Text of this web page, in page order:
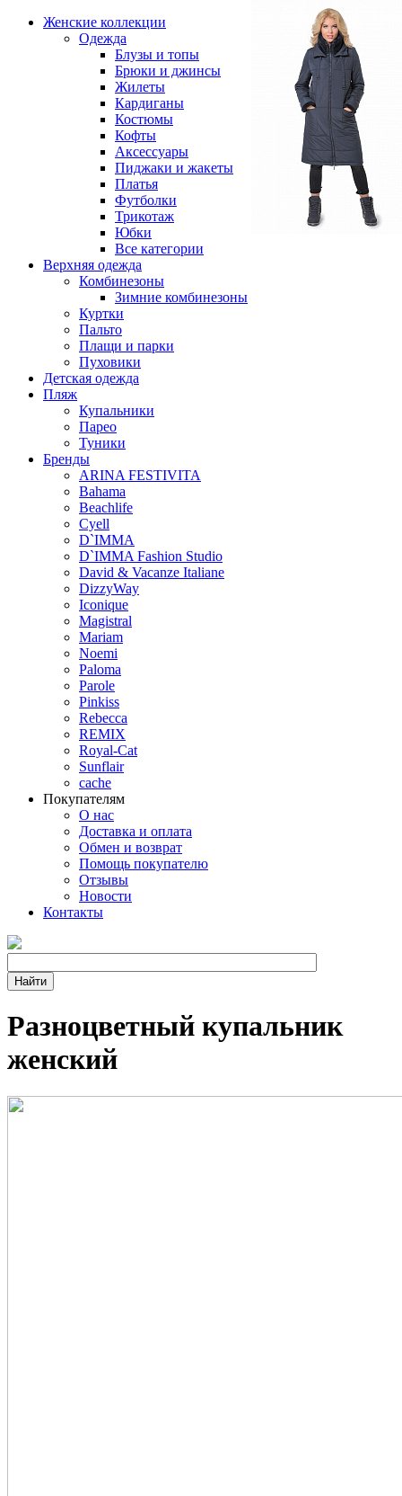
Женские коллекции
Одежда
Блузы и топы
Брюки и джинсы
Жилеты
Кардиганы
Костюмы
Кофты
Аксессуары
Пиджаки и жакеты
Платья
Футболки
Трикотаж
Юбки
Все категории
Верхняя одежда
Комбинезоны
Зимние комбинезоны
Куртки
Пальто
Плащи и парки
Пуховики
Детская одежда
Пляж
Купальники
Парео
Туники
Бренды
ARINA FESTIVITA
Bahama
Beachlife
Cyell
D`IMMA
D`IMMA Fashion Studio
David & Vacanze Italiane
DizzyWay
Iconique
Magistral
Mariam
Noemi
Paloma
Parole
Pinkiss
Rebecca
REMIX
Royal-Cat
Sunflair
cache
Покупателям
О нас
Доставка и оплата
Обмен и возврат
Помощь покупателю
Отзывы
Новости
Контакты
Разноцветный купальник
женский